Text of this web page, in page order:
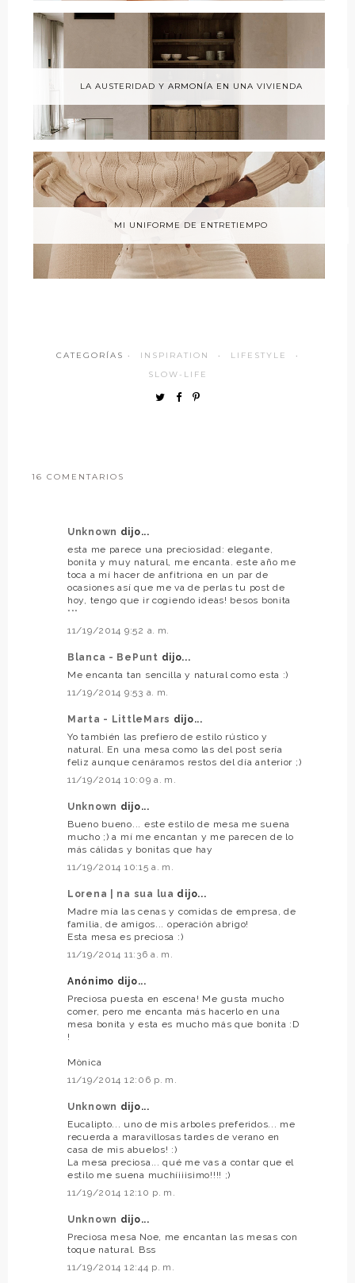
LA AUSTERIDAD Y ARMONÍA EN UNA VIVIENDA
MI UNIFORME DE ENTRETIEMPO
CATEGORÍAS · INSPIRATION · LIFESTYLE
·
SLOW-LIFE
16 COMENTARIOS
Unknown dijo...
esta me parece una preciosidad: elegante,
bonita y muy natural, me encanta. este año me
toca a mí hacer de anfitriona en un par de
ocasiones así que me va de perlas tu post de
hoy, tengo que ir cogiendo ideas! besos bonita
***
11/19/2014 9:52 a. m.
Blanca - BePunt dijo...
Me encanta tan sencilla y natural como esta :)
11/19/2014 9:53 a. m.
Marta - LittleMars dijo...
Yo también las prefiero de estilo rústico y
natural. En una mesa como las del post sería
feliz aunque cenáramos restos del día anterior ;)
11/19/2014 10:09 a. m.
Unknown dijo...
Bueno bueno... este estilo de mesa me suena
mucho ;) a mí me encantan y me parecen de lo
más cálidas y bonitas que hay
11/19/2014 10:15 a. m.
Lorena | na sua lua dijo...
Madre mía las cenas y comidas de empresa, de
familia, de amigos... operación abrigo!
Esta mesa es preciosa :)
11/19/2014 11:36 a. m.
Anónimo dijo...
Preciosa puesta en escena! Me gusta mucho
comer, pero me encanta más hacerlo en una
mesa bonita y esta es mucho más que bonita :D
!
Mònica
11/19/2014 12:06 p. m.
Unknown dijo...
Eucalipto... uno de mis arboles preferidos... me
recuerda a maravillosas tardes de verano en
casa de mis abuelos! :)
La mesa preciosa... qué me vas a contar que el
estilo me suena muchíiiisimo!!!! ;)
11/19/2014 12:10 p. m.
Unknown dijo...
Preciosa mesa Noe, me encantan las mesas con
toque natural. Bss
11/19/2014 12:44 p. m.